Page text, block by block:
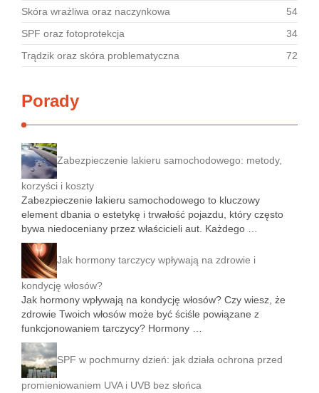
Skóra wrażliwa oraz naczynkowa
54
SPF oraz fotoprotekcja
34
Trądzik oraz skóra problematyczna
72
Porady
Zabezpieczenie lakieru samochodowego: metody,
korzyści i koszty
Zabezpieczenie lakieru samochodowego to kluczowy
element dbania o estetykę i trwałość pojazdu, który często
bywa niedoceniany przez właścicieli aut. Każdego …
Jak hormony tarczycy wpływają na zdrowie i
kondycję włosów?
Jak hormony wpływają na kondycję włosów? Czy wiesz, że
zdrowie Twoich włosów może być ściśle powiązane z
funkcjonowaniem tarczycy? Hormony …
SPF w pochmurny dzień: jak działa ochrona przed
promieniowaniem UVA i UVB bez słońca